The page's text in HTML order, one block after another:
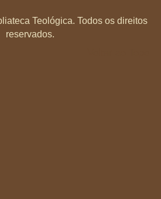
Teológica. Todos os direitos
reservados.